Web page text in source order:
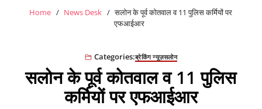
Home News Desk
सलोन के पूर्व कोतवाल व 11 पुलिस कर्मियों पर
एफआईआर
Categories:ब्रेकिंग न्यूज़सलोन
सलोन के पूर्व कोतवाल व 11 पुलिस
कर्मियों पर एफआईआर